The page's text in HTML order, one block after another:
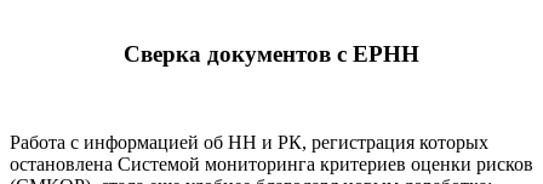
Сверка документов с ЕРНН
Работа с информацией об НН и РК, регистрация которых
остановлена Системой мониторинга критериев оценки рисков